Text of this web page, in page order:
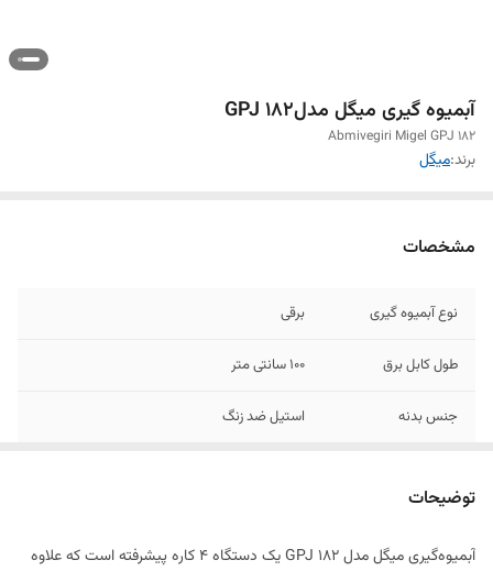
آبمیوه گیری میگل مدلGPJ 182
Abmivegiri Migel GPJ 182
برند:میگل
مشخصات
نوع آبمیوه گیری برقی
طول کابل برق ۱۰۰ سانتی متر
جنس بدنه استیل ضد زنگ
توضیحات
آبمیوه‌گیری میگل مدل GPJ 182 یک دستگاه ۴ کاره پیشرفته است که علاوه